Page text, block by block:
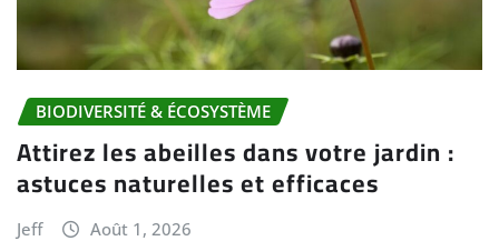
BIODIVERSITÉ & ÉCOSYSTÈME
Attirez les abeilles dans votre jardin :
astuces naturelles et efficaces
Jeff Août 1, 2026